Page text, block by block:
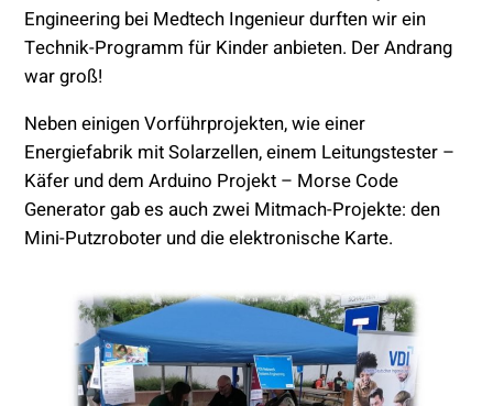
Engineering bei Medtech Ingenieur durften wir ein
Technik-Programm für Kinder anbieten. Der Andrang
war groß!
Neben einigen Vorführprojekten, wie einer
Energiefabrik mit Solarzellen, einem Leitungstester –
Käfer und dem Arduino Projekt – Morse Code
Generator gab es auch zwei Mitmach-Projekte: den
Mini-Putzroboter und die elektronische Karte.